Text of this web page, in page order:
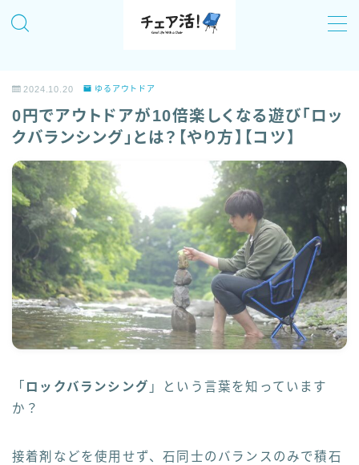
チェア活！について
全国のおすすめチェアリングスポットまとめ
「チェア活！」のイベント情報！
2024.10.20 ゆるアウトドア
0円でアウトドアが10倍楽しくなる遊び「ロッ
クバランシング」とは？【やり方】【コツ】
「 ロックバランシング 」という言葉を知っています
か？
接着剤などを使用せず、石同士のバランスのみで積石